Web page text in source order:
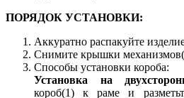
ПОРЯДОК УСТАНОВКИ:
Аккуратно распакуйте
Снимите крышки
Способы установки короба:
Установка на
короб(1) к раме и